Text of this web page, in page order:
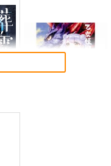
シンクロ6
森羅万象
フランドール・スカーレ